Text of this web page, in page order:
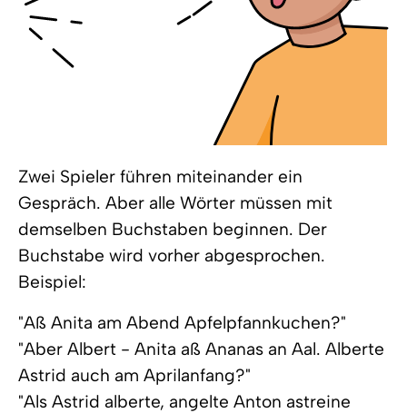
Zwei Spieler führen miteinander ein
Gespräch. Aber alle Wörter müssen mit
demselben Buchstaben beginnen. Der
Buchstabe wird vorher abgesprochen.
Beispiel:
"Aß Anita am Abend Apfelpfannkuchen?"
"Aber Albert - Anita aß Ananas an Aal. Alberte
Astrid auch am Aprilanfang?"
"Als Astrid alberte, angelte Anton astreine